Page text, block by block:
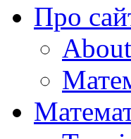
Про
About